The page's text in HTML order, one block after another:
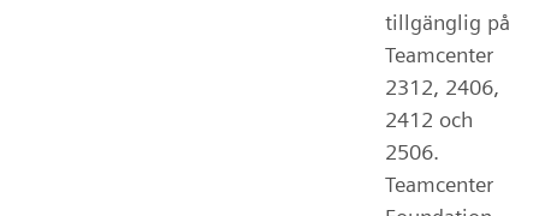
tillgänglig på
Teamcenter
2312, 2406,
2412 och
2506.
Teamcenter